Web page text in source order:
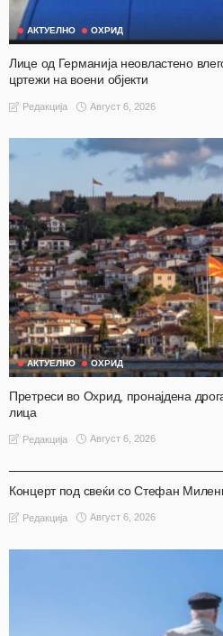
АКТУЕЛНО ОХРИД
Лице од Германија неовластено
цртежи на воени објекти
Редакција Август 6, 2026
АКТУЕЛНО ОХРИД
Претреси во Охрид, пронајдена
лица
Редакција Август 6, 2026
Концерт под свеќи со Стефан
Редакција Август 6, 2026